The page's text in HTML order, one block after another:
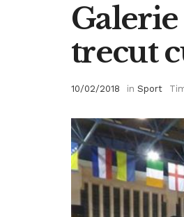
trecut
10/02/2018 in Sport